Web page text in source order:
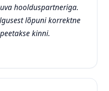
hoolduspartneriga.
lõpuni korrektne
kinni.